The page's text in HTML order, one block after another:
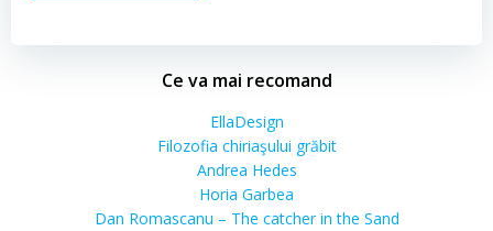
Ce va mai recomand
EllaDesign
Filozofia chiriaşului grăbit
Andrea Hedes
Horia Garbea
Dan Romascanu – The catcher in the Sand